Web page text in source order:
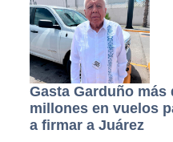
Gasta Garduño más
millones en vuelos
a firmar a Juárez